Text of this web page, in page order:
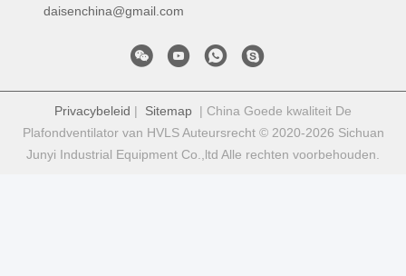
daisenchina@gmail.com
Privacybeleid | Sitemap | China Goede kwaliteit De
Plafondventilator van HVLS Auteursrecht © 2020-2026 Sichuan
Junyi Industrial Equipment Co.,ltd Alle rechten voorbehouden.